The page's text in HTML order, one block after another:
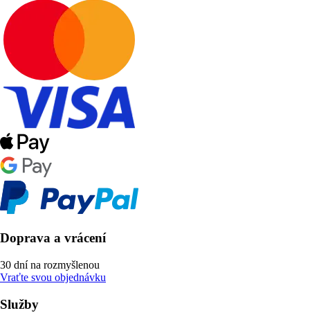
Doprava a vrácení
30 dní na rozmyšlenou
Vraťte svou objednávku
Služby